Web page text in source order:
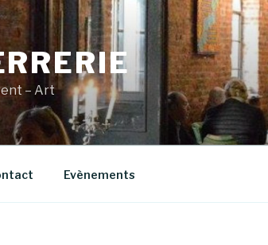
– Art
Evènements